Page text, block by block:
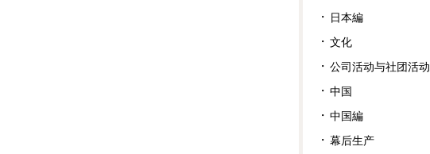
日本編
文化
公司活动与社团活动
中国
中国編
幕后生产